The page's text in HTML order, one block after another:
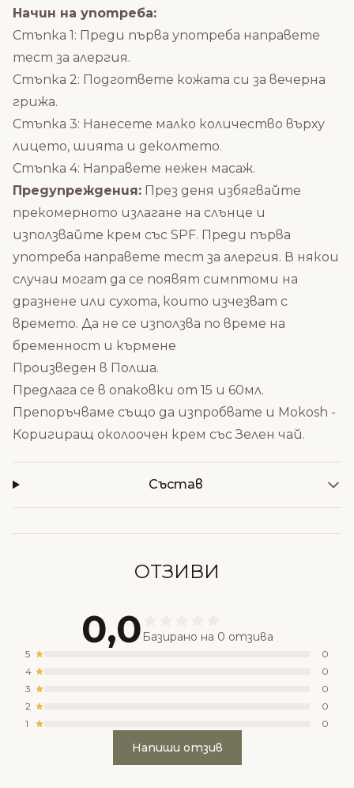
Начин на употреба:
Стъпка 1: Преди първа употреба направете
тест за алергия.
Стъпка 2: Подгответе кожата си за вечерна
грижа.
Стъпка 3: Нанесете малко количество върху
лицето, шията и деколтето.
Стъпка 4: Направете нежен масаж.
Предупреждения: През деня избягвайте
прекомерното излагане на слънце и
използвайте крем със SPF. Преди първа
употреба направете тест за алергия. В някои
случаи могат да се появят симптоми на
дразнене или сухота, които изчезват с
времето. Да не се използва по време на
бременност и кърмене
Произведен в Полша.
Предлага се в опаковки от 15 и 60мл.
Препоръчваме също да изпробвате и Mokosh -
Коригиращ околоочен крем със Зелен чай.
Състав
ОТЗИВИ
0,0 Базирано на 0 отзива
5
0
4
0
3
0
2
0
1
0
Напиши отзив